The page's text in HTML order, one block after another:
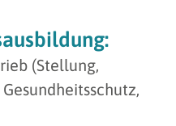
(Stellung,